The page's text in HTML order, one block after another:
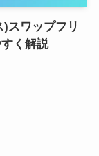
)スワップフリ
く解説